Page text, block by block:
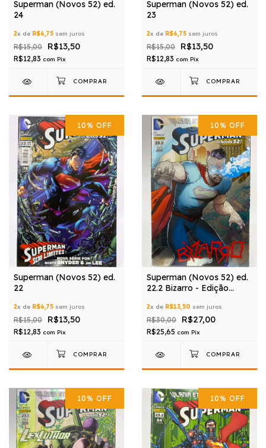
Superman (Novos 52) ed.
24
2x de R$6,75 sem juros
R$15,00 R$13,50
R$12,83 com Pix
Superman (Novos 52) ed.
23
2x de R$6,75 sem juros
R$15,00 R$13,50
R$12,83 com Pix
10% OFF
Superman (Novos 52) ed.
22
2x de R$6,75 sem juros
R$15,00 R$13,50
R$12,83 com Pix
10% OFF
Superman (Novos 52) ed.
22.2 Bizarro - Edição
2x de R$13,50 sem juros
R$30,00 R$27,00
R$25,65 com Pix
10% OFF 10% OFF